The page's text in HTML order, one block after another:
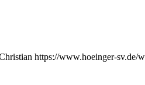
https://www.hoeinger-sv.de/